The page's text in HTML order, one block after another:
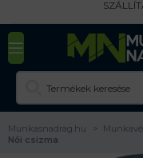
Munkasnadrag.hu
Női csizma